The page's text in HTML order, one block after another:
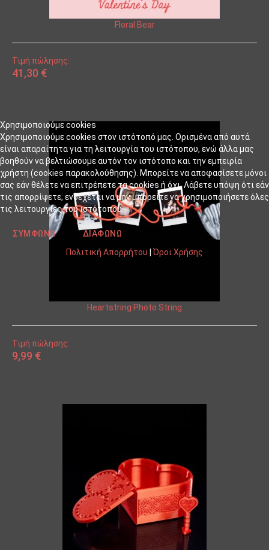
Floral Bear
Τιμή πώλησης:
41,30 €
Heartstring Photo String
Τιμή πώλησης:
9,99 €
Χρησιμοποιούμε cookies
Χρησιμοποιούμε cookies στον ιστότοπό μας. Ορισμένα από αυτά
είναι απαραίτητα για τη λειτουργία του ιστότοπου, ενώ άλλα μας
βοηθούν να βελτιώσουμε αυτόν τον ιστότοπο και την εμπειρία
χρήστη (cookies παρακολούθησης). Μπορείτε να αποφασίσετε μόνοι
σας εάν θέλετε να επιτρέπετε τα cookies ή όχι. Λάβετε υπόψη ότι εάν
τις απορρίψετε, ενδέχεται να μην μπορείτε να χρησιμοποιήσετε όλες
τις λειτουργίες του ιστότοπου.
ΣΥΜΦΩΝΏ
ΔΙΑΦΩΝΏ
Πολιτική Απορρήτου | Όροι Χρήσης